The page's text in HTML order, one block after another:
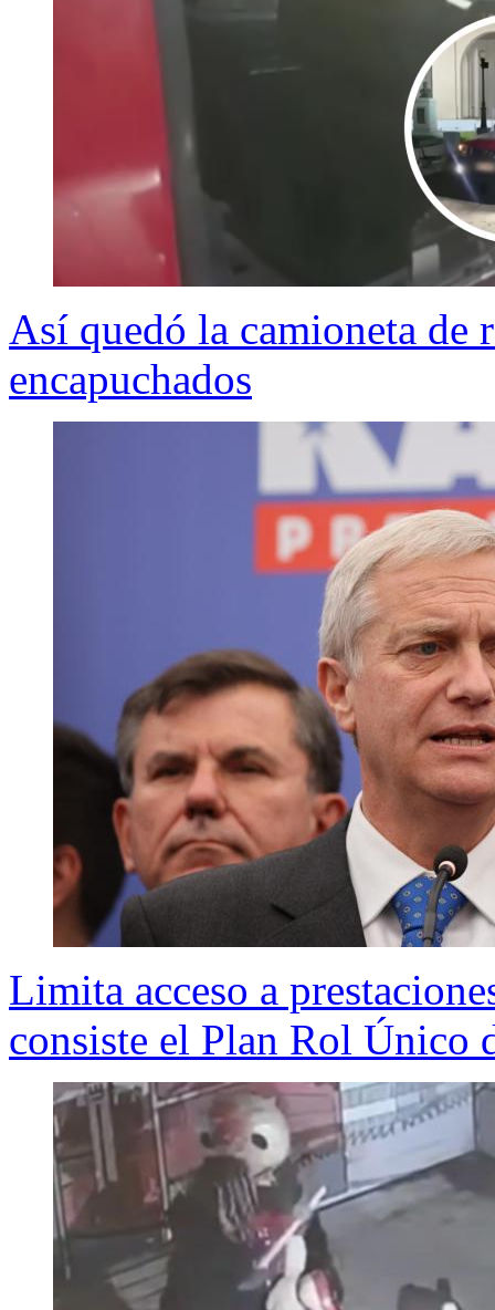
Así quedó la camioneta de
encapuchados
Limita acceso a
consiste el Plan Rol Único